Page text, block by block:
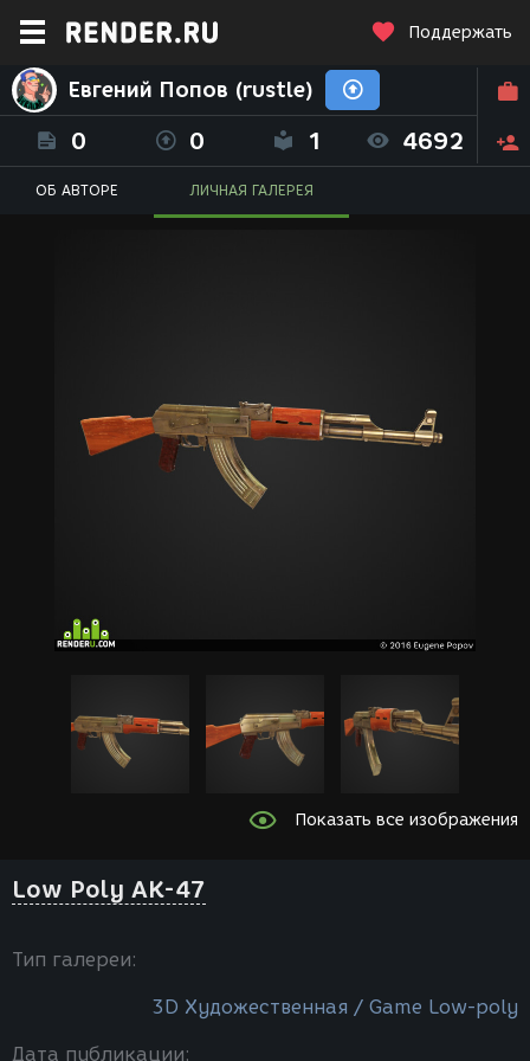
Поддержать
Евгений Попов (rustle)
0 0 1 4692
ОБ АВТОРЕ ЛИЧНАЯ ГАЛЕРЕЯ
Показать все изображения
Low Poly AK-47
Тип галереи:
3D Художественная / Game Low-poly
Дата публикации: